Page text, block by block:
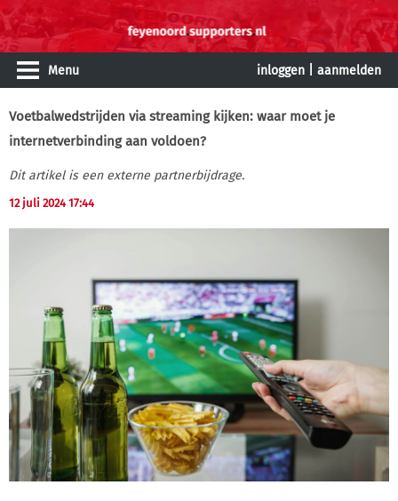
Menu inloggen aanmelden
Voetbalwedstrijden via streaming kijken: waar moet je
internetverbinding aan voldoen?
Dit artikel is een externe partnerbijdrage.
12 juli 2024 17:44